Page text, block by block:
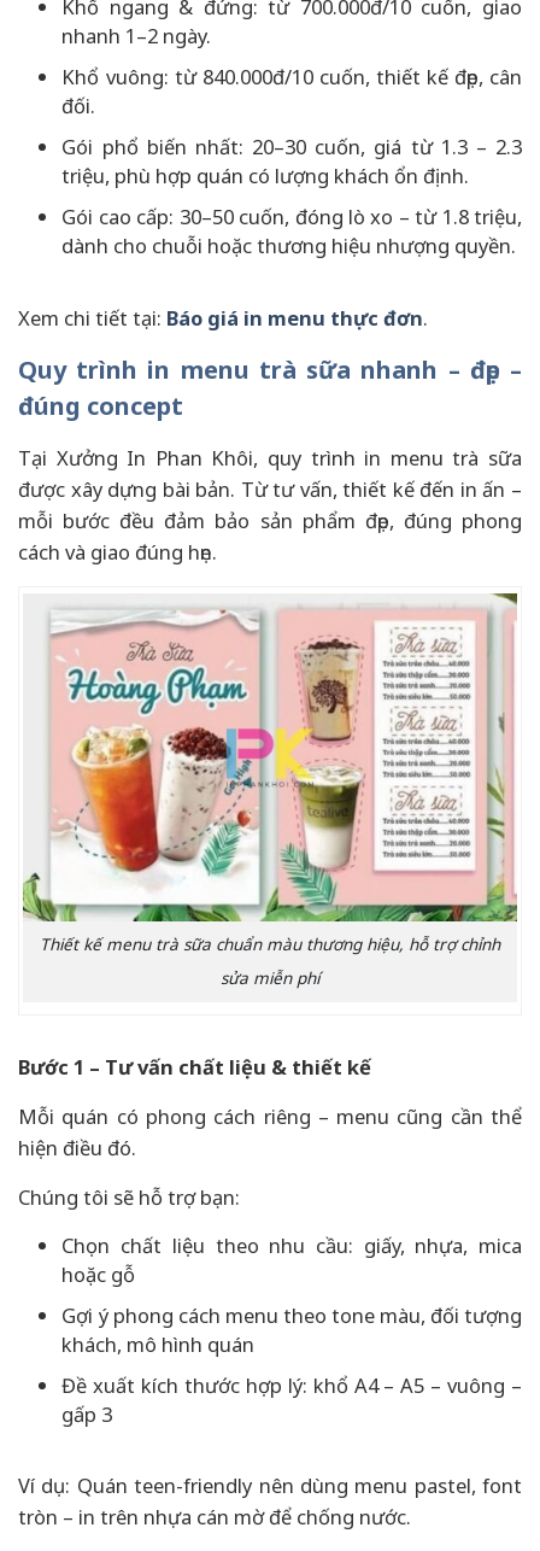
Khổ ngang & đứng: từ 700.000đ/10 cuốn, giao
nhanh 1–2 ngày.
Khổ vuông: từ 840.000đ/10 cuốn, thiết kế đẹp, cân
đối.
Gói phổ biến nhất: 20–30 cuốn, giá từ 1.3 – 2.3
triệu, phù hợp quán có lượng khách ổn định.
Gói cao cấp: 30–50 cuốn, đóng lò xo – từ 1.8 triệu,
dành cho chuỗi hoặc thương hiệu nhượng quyền.
Xem chi tiết tại: Báo giá in menu thực đơn.
Quy trình in menu trà sữa nhanh – đẹp –
đúng concept
Tại Xưởng In Phan Khôi, quy trình in menu trà sữa
được xây dựng bài bản. Từ tư vấn, thiết kế đến in ấn –
mỗi bước đều đảm bảo sản phẩm đẹp, đúng phong
cách và giao đúng hẹn.
Thiết kế menu trà sữa chuẩn màu thương hiệu, hỗ trợ chỉnh
sửa miễn phí
Bước 1 – Tư vấn chất liệu & thiết kế
Mỗi quán có phong cách riêng – menu cũng cần thể
hiện điều đó.
Chúng tôi sẽ hỗ trợ bạn:
Chọn chất liệu theo nhu cầu: giấy, nhựa, mica
hoặc gỗ
Gợi ý phong cách menu theo tone màu, đối tượng
khách, mô hình quán
Đề xuất kích thước hợp lý: khổ A4 – A5 – vuông –
gấp 3
Ví dụ: Quán teen-friendly nên dùng menu pastel, font
tròn – in trên nhựa cán mờ để chống nước.